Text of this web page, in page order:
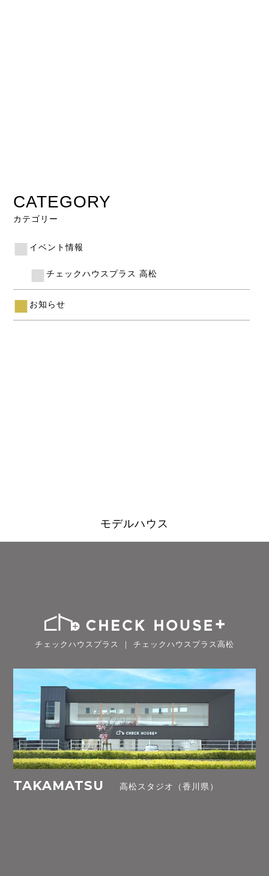
CATEGORY
カテゴリー
イベント情報
チェックハウスプラス 高松
お知らせ
モデルハウス
チェックハウスプラス ｜ チェックハウスプラス高松
TAKAMATSU 高松スタジオ（香川県）